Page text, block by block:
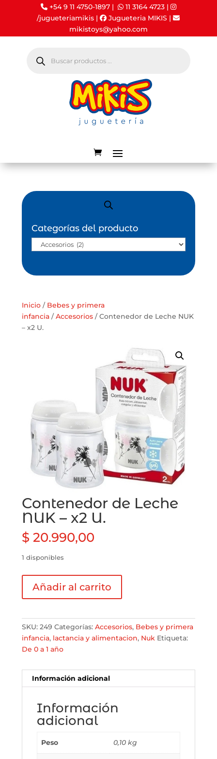
+54 9 11 4750-1897 | 11 3164 4723|
/jugueteriamikis | Jugueteria MIKIS |
mikistoys@yahoo.com
productos
Inicio/ Bebes y primera
infancia/Accesorios/ Contenedor de Leche NUK
– x2 U.
Contenedor de Leche
NUK – x2 U.
$ 20.990,00
1 disponibles
Leche
-
x2
U.
Añadir al carrito
SKU: 249 Categorías: Accesorios, Bebes y primera
infancia, lactancia y alimentacion, Nuk Etiqueta:
De 0 a 1 año
Información adicional
Información
adicional
Peso 0,10 kg
Categorías del producto